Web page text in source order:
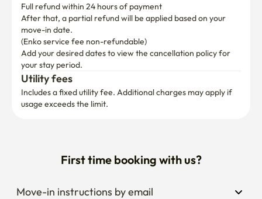
Stay Between HUE(休) 게스트분들께는 숙소 인근의 프라이빗
스파인 어센틱 스파에서 특별 할인 혜택이 제공됩니다.
📍 서울 성북구 동소문로17길 27, 1층
💆 커플 스파 & 아로마 마사지 가능
🎁 Stay Between HUE 게스트 전용 40% 할인 혜택
관광과 쇼핑을 즐긴 후, 전문 테라피스트의 관리와 함께 여유로운
Full refund within 24 hours of payment
After that, a partial refund will be applied based on your
move-in date.
(Enko service fee non-refundable)
Add your desired dates to view the cancellation policy for
your stay period.
Utility fees
Includes a fixed utility fee. Additional charges may apply if
usage exceeds the limit.
First time booking with us?
Move-in instructions by email